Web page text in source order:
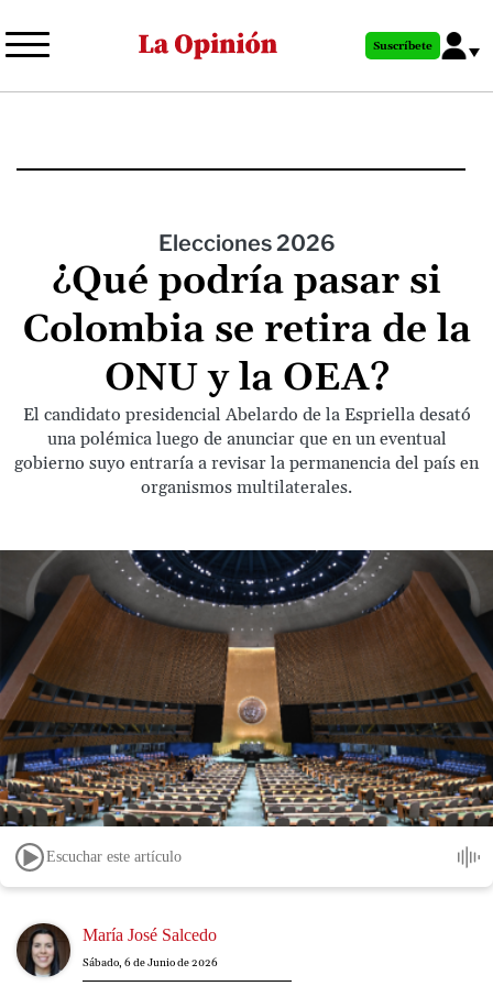
al
principal
Suscríbete
Elecciones 2026
¿Qué podría pasar si
Colombia se retira de la
ONU y la OEA?
El candidato presidencial Abelardo de la Espriella desató
una polémica luego de anunciar que en un eventual
gobierno suyo entraría a revisar la permanencia del país en
organismos multilaterales.
Escuchar este artículo
Image María José Salcedo
Sábado, 6 de Junio de 2026